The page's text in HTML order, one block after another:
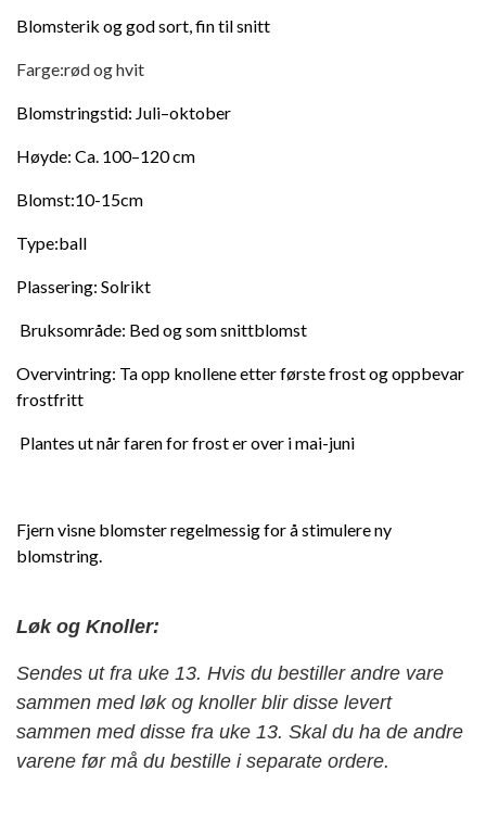
Blomsterik og god sort, fin til snitt
Farge:rød og hvit
Blomstringstid: Juli–oktober
Høyde: Ca. 100–120 cm
Blomst:10-15cm
Type:ball
Plassering: Solrikt
Bruksområde: Bed og som snittblomst
Overvintring: Ta opp knollene etter første frost og oppbevar
frostfritt
Plantes ut når faren for frost er over i mai-juni
Fjern visne blomster regelmessig for å stimulere ny
blomstring.
Løk og Knoller:
Sendes ut fra uke 13. Hvis du bestiller andre vare
sammen med løk og knoller blir disse levert
sammen med disse fra uke 13. Skal du ha de andre
varene før må du bestille i separate ordere.